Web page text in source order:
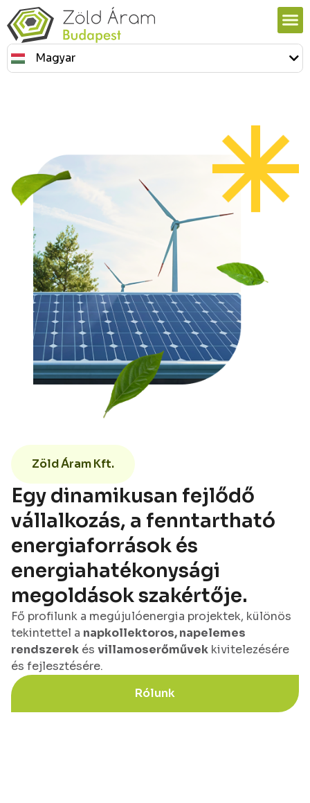
Magyar
English
Zöld Áram Kft.
Egy dinamikusan fejlődő
vállalkozás, a fenntartható
energiaforrások és
energiahatékonysági
megoldások szakértője.
Fő profilunk a megújulóenergia projektek, különös
tekintettel a napkollektoros, napelemes
rendszerek és villamoserőművek kivitelezésére
és fejlesztésére.
Rólunk